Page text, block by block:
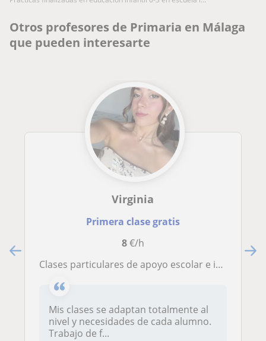
Otros profesores de Primaria en Málaga
que pueden interesarte
Virginia
Primera clase gratis
8€/h
Clases particulares de apoyo escolar e inglés. Aprende fácil, mejora rápido y gana confianza (presencial y online)
Mis clases se adaptan totalmente al
nivel y necesidades de cada alumno.
Trabajo de f...